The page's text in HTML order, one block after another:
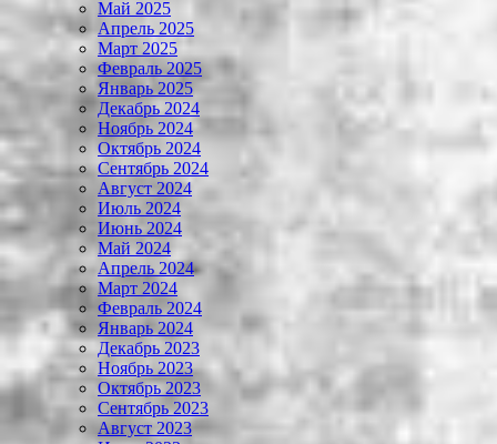
Май 2025
Апрель 2025
Март 2025
Февраль 2025
Январь 2025
Декабрь 2024
Ноябрь 2024
Октябрь 2024
Сентябрь 2024
Август 2024
Июль 2024
Июнь 2024
Май 2024
Апрель 2024
Март 2024
Февраль 2024
Январь 2024
Декабрь 2023
Ноябрь 2023
Октябрь 2023
Сентябрь 2023
Август 2023